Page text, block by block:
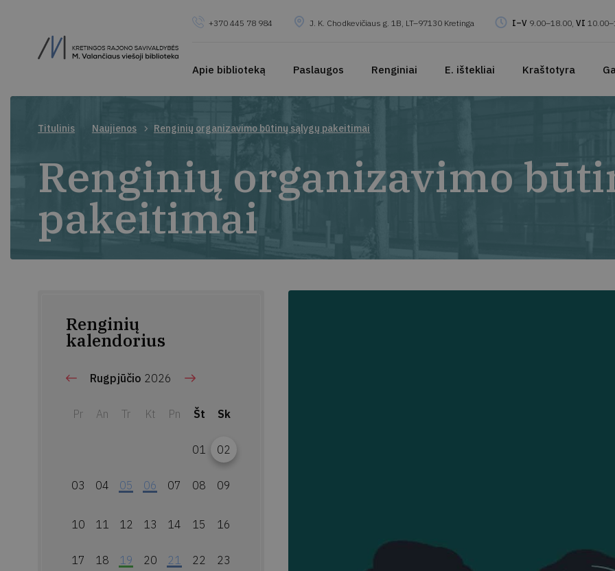
+370 445 78 984 J. K. Chodkevičiaus g. 1B, LT–97130 Kretinga I–V 9.00–18.00, VI
Apie biblioteką Paslaugos Renginiai E. ištekliai Kraštotyra
Titulinis Naujienos Renginių organizavimo būtinų sąlygų pakeitimai
Renginių organizavimo
pakeitimai
Renginių
kalendorius
Rugpjūčio 2026
Pr An Tr Kt Pn Št Sk
01 02
03 04 05 06 07 08 09
10 11 12 13 14 15 16
17 18 19 20 21 22 23